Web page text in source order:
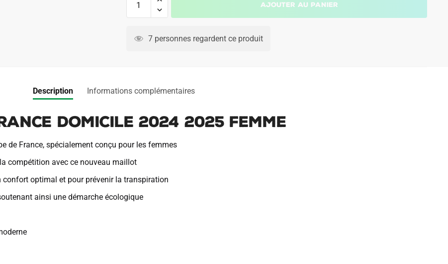
Equipe
Ajouter au panier
7 personnes regardent ce produit
Description Informations complémentaires
Domicile 2024 2025 Femme
de France, spécialement conçu pour les femmes
compétition avec ce nouveau maillot
optimal et pour prévenir la transpiration
ainsi une démarche écologique